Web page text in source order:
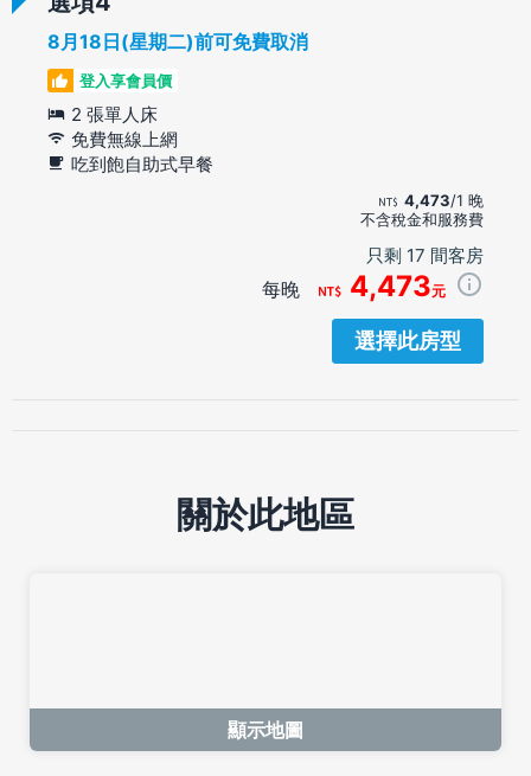
8月18日(星期二)前可免費取消
登入享會員價
2 張單人床
免費無線上網
吃到飽自助式早餐
4,473/1 晚
不含稅金和服務費
只剩 17 間客房
每晚 4,473元
選擇此房型
關於此地區
顯示地圖